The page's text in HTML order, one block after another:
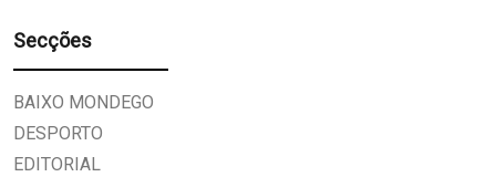
Secções
BAIXO MONDEGO
DESPORTO
EDITORIAL